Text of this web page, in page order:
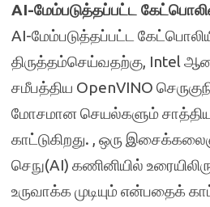
AI-மேம்படுத்தப்பட்ட
AI-மேம்படுத்தப்பட்ட
திருத்தம்செய்வதற்கு, Intel
சமீபத்திய OpenVINO
மோசமான செயல்களும்
காட்டுகிறது. , ஒரு
செநு(AI) கணினியில்
உருவாக்க முடியும் என்பதைக்